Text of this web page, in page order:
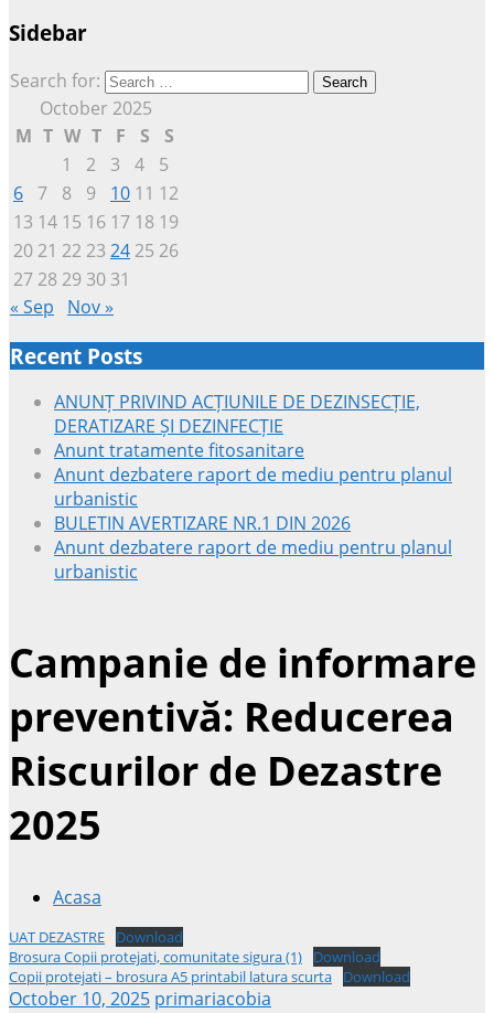
Sidebar
Search for:
October 2025
M T W T F S
S
1
2 3 4
5
6
7 8 9 10 11 12
13 14 15 16 17 18 19
20 21 22 23 24 25 26
27 28 29 30 31
« Sep
Nov »
Recent Posts
ANUNȚ PRIVIND ACȚIUNILE DE DEZINSECȚIE,
DERATIZARE ȘI DEZINFECȚIE
Anunt tratamente fitosanitare
Anunt dezbatere raport de mediu pentru planul
urbanistic
BULETIN AVERTIZARE NR.1 DIN 2026
Anunt dezbatere raport de mediu pentru planul
urbanistic
Campanie de informare
preventivă: Reducerea
Riscurilor de Dezastre
2025
Acasa
UAT DEZASTRE
Download
Brosura Copii protejati, comunitate sigura (1)
Download
Copii protejati – brosura A5 printabil latura scurta
Download
October 10, 2025 primariacobia